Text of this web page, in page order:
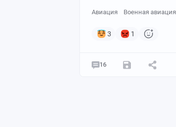
Авиация Военная авиация
3 1
16